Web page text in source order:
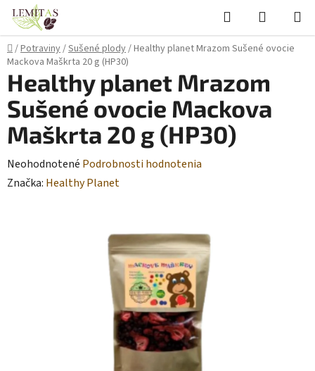
Prejsť
obsah
Hľadať
KOŠÍK
Domov
/Potraviny/Sušené plody/Healthy planet Mrazom Sušené ovocie
Mackova Maškrta 20 g (HP30)
Healthy planet Mrazom
Sušené ovocie Mackova
Maškrta 20 g (HP30)
Priemerné
hodnotenie
Neohodnotené Podrobnosti hodnotenia
Značka: Healthy Planet